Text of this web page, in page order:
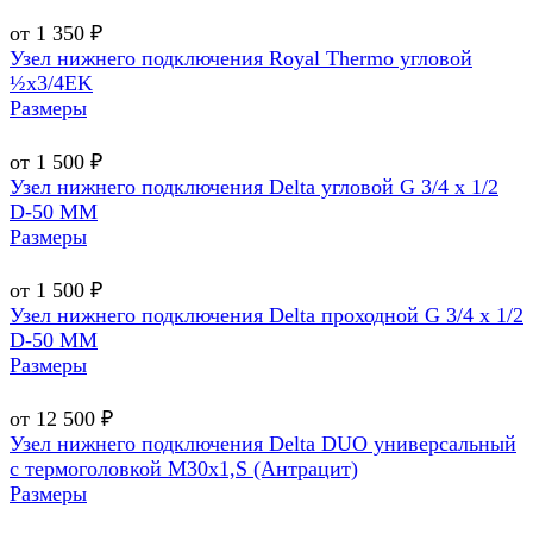
от 1 350 ₽
Узел нижнего подключения Royal Thermo угловой
½х3/4EK
Размеры
от 1 500 ₽
Узел нижнего подключения Delta угловой G 3/4 х 1/2
D-50 MM
Размеры
от 1 500 ₽
Узел нижнего подключения Delta проходной G 3/4 х 1/2
D-50 MM
Размеры
от 12 500 ₽
Узел нижнего подключения Delta DUO универсальный
с термоголовкой М30х1,Ѕ (Антрацит)
Размеры